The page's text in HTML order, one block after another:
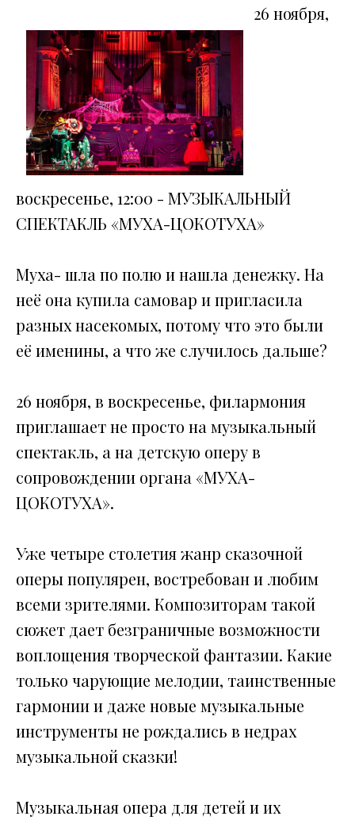
26 ноября,
воскресенье, 12:00 - МУЗЫКАЛЬНЫЙ
СПЕКТАКЛЬ «МУХА-ЦОКОТУХА»
Муха- шла по полю и нашла денежку. На
неё она купила самовар и пригласила
разных насекомых, потому что это были
её именины, а что же случилось дальше?
26 ноября, в воскресенье, филармония
приглашает не просто на музыкальный
спектакль, а на детскую оперу в
сопровождении органа «МУХА-
ЦОКОТУХА».
Уже четыре столетия жанр сказочной
оперы популярен, востребован и любим
всеми зрителями. Композиторам такой
сюжет дает безграничные возможности
воплощения творческой фантазии. Какие
только чарующие мелодии, таинственные
гармонии и даже новые музыкальные
инструменты не рождались в недрах
музыкальной сказки!
Музыкальная опера для детей и их